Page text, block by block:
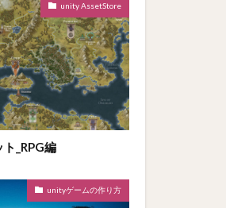
unity AssetStore
_RPG編
unityゲームの作り方